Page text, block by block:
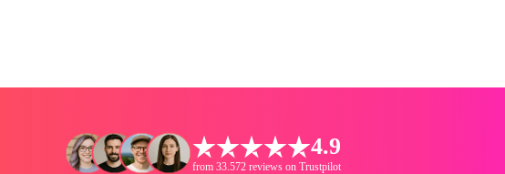
4.9
from 33.572 reviews on Trustpilot